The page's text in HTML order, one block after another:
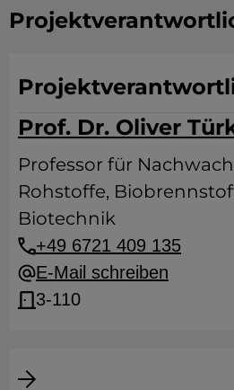
Prof. Dr. Oliver
Professor für
Rohstoffe,
Biotechnik
+49 6721 409 135
E-Mail schreiben
3-110